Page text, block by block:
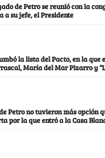
de Petro se reunió con la
a su jefe, el Presidente
la lista del Pacto, en la que
María del Mar Pizarro y
Petro no tuvieron más opción
por la que entró a la Casa